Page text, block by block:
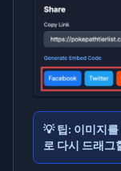
💡팁: 이미지
로 다시 드래그